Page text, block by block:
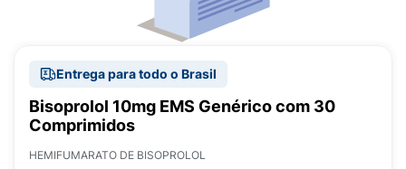
Entrega para todo o Brasil
Bisoprolol 10mg EMS Genérico com 30
Comprimidos
HEMIFUMARATO DE BISOPROLOL